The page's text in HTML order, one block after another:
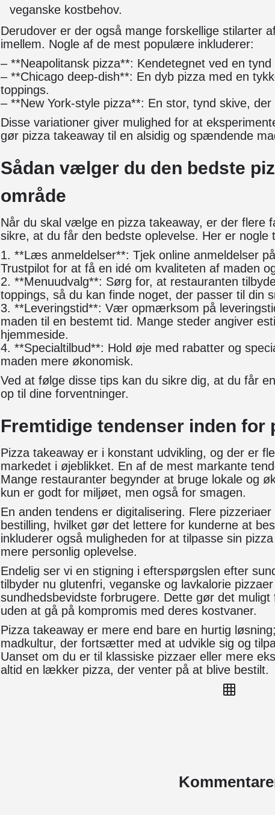
veganske kostbehov.
Derudover er der også mange forskellige stilarter
imellem. Nogle af de mest populære inkluderer:
– **Neapolitansk pizza**: Kendetegnet ved en
– **Chicago deep-dish**: En dyb pizza med en
toppings.
– **New York-style pizza**: En stor, tynd skive,
Disse variationer giver mulighed for at
gør pizza takeaway til en alsidig og spændende
Sådan vælger du den bedste
område
Når du skal vælge en pizza takeaway, er der flere
sikre, at du får den bedste oplevelse. Her er nogle
1. **Læs anmeldelser**: Tjek online anmeldelser
Trustpilot for at få en idé om kvaliteten af maden
2. **Menuudvalg**: Sørg for, at restauranten
toppings, så du kan finde noget, der passer til din
3. **Leveringstid**: Vær opmærksom på
maden til en bestemt tid. Mange steder angiver
hjemmeside.
4. **Specialtilbud**: Hold øje med rabatter og
maden mere økonomisk.
Ved at følge disse tips kan du sikre dig, at du får
op til dine forventninger.
Fremtidige tendenser inden for
Pizza takeaway er i konstant udvikling, og der er
markedet i øjeblikket. En af de mest markante
Mange restauranter begynder at bruge lokale og
kun er godt for miljøet, men også for smagen.
En anden tendens er digitalisering. Flere
bestilling, hvilket gør det lettere for kunderne at
inkluderer også muligheden for at tilpasse sin
mere personlig oplevelse.
Endelig ser vi en stigning i efterspørgslen efter
tilbyder nu glutenfri, veganske og lavkalorie
sundhedsbevidste forbrugere. Dette gør det
uden at gå på kompromis med deres kostvaner.
Pizza takeaway er mere end bare en hurtig
madkultur, der fortsætter med at udvikle sig og
Uanset om du er til klassiske pizzaer eller mere
altid en lækker pizza, der venter på at blive bestilt.